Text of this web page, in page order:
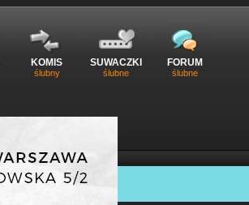
KOMIS
ślubny
SUWACZKI
ślubne
FORUM
ślubne